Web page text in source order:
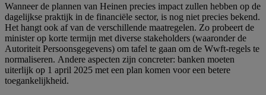
Wanneer de plannen van Heinen precies impact zullen hebben op de
dagelijkse praktijk in de financiële sector, is nog niet precies bekend.
Het hangt ook af van de verschillende maatregelen. Zo probeert de
minister op korte termijn met diverse stakeholders (waaronder de
Autoriteit Persoonsgegevens) om tafel te gaan om de Wwft-regels te
normaliseren. Andere aspecten zijn concreter: banken moeten
uiterlijk op 1 april 2025 met een plan komen voor een betere
toegankelijkheid.